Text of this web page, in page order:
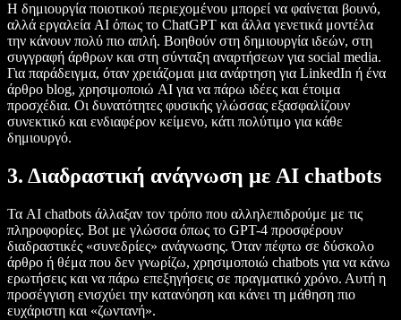
Η δημιουργία ποιοτικού περιεχομένου μπορεί να φαίνεται βουνό,
αλλά εργαλεία AI όπως το ChatGPT και άλλα γενετικά μοντέλα
την κάνουν πολύ πιο απλή. Βοηθούν στη δημιουργία ιδεών, στη
συγγραφή άρθρων και στη σύνταξη αναρτήσεων για social media.
Για παράδειγμα, όταν χρειάζομαι μια ανάρτηση για LinkedIn ή ένα
άρθρο blog, χρησιμοποιώ AI για να πάρω ιδέες και έτοιμα
προσχέδια. Οι δυνατότητες φυσικής γλώσσας εξασφαλίζουν
συνεκτικό και ενδιαφέρον κείμενο, κάτι πολύτιμο για κάθε
δημιουργό.
3. Διαδραστική ανάγνωση με AI chatbots
Τα AI chatbots άλλαξαν τον τρόπο που αλληλεπιδρούμε με τις
πληροφορίες. Bot με γλώσσα όπως το GPT-4 προσφέρουν
διαδραστικές «συνεδρίες» ανάγνωσης. Όταν πέφτω σε δύσκολο
άρθρο ή θέμα που δεν γνωρίζω, χρησιμοποιώ chatbots για να κάνω
ερωτήσεις και να πάρω επεξηγήσεις σε πραγματικό χρόνο. Αυτή η
προσέγγιση ενισχύει την κατανόηση και κάνει τη μάθηση πιο
ευχάριστη και «ζωντανή».